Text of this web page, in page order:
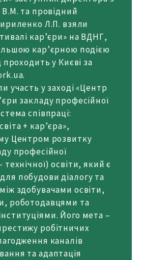
та провідний
Л.П. взяли
кар’єри» на ВДНГ,
кар’єрною подією
проходить у Києві за
участь у заході «Центр
закладу професійної
співпраці:
+ кар’єра»,
Центром розвитку
професійної
освіти, який є
побудови діалогу та
здобувачами освіти,
роботодавцями та
Його мета –
робітничих
каналів
та адаптація